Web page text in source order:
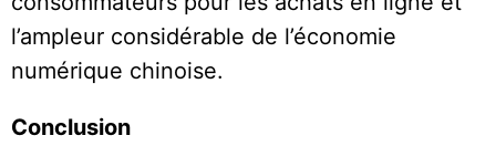
l’ampleur considérable de l’économie
numérique chinoise.
Conclusion